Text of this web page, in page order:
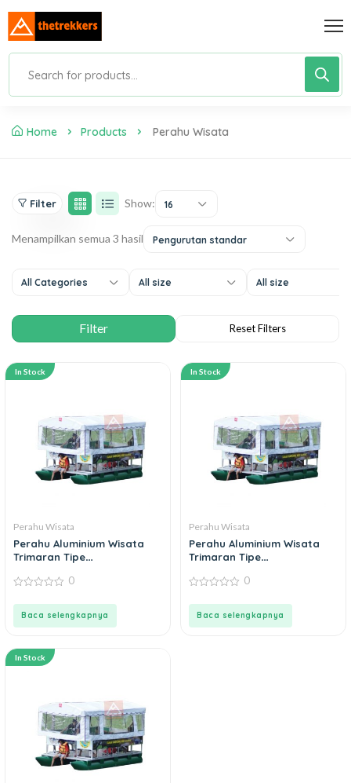
Home Products Perahu Wisata
Filter Show: 16
Menampilkan semua 3 hasil Pengurutan standar
All Categories All size All size
In Stock
Perahu Wisata
Perahu Aluminium Wisata
Trimaran Tipe
out
0
Baca selengkapnya
In Stock
Perahu Wisata
Perahu Aluminium Wisata
Trimaran Tipe
out
0
Baca selengkapnya
In Stock